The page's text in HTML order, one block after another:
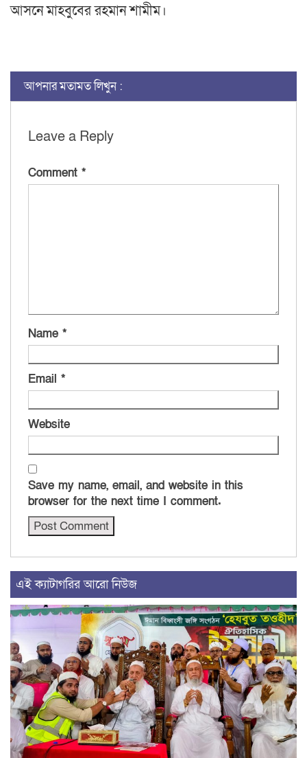
আসনে মাহবুবের রহমান শামীম।
আপনার মতামত লিখুন :
Leave a Reply
Comment *
Name *
Email *
Website
Save my name, email, and website in this
browser for the next time I comment.
এই ক্যাটাগরির আরো নিউজ